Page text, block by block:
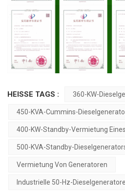
HEISSE TAGS : 360-KW-
450-KVA-Cummins-
400-KW-Standby-Vermietung
500-KVA-Standby-
Vermietung Von Generatoren
Industrielle 50-Hz-